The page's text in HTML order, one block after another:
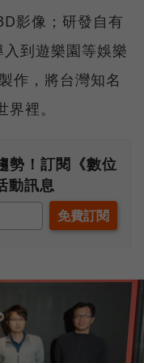
影像；研發自有
到遊樂園等娛樂
作，將台灣知名
裡。
勢！訂閱《數位
動訊息